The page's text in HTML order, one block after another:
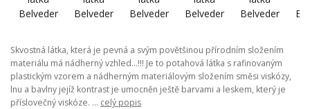
Skvostná látka, která je pevná a svým povětšinou přírodním složením
materiálu má nádherný vzhled...!!! Je to potahová látka s rafinovaným
plastickým vzorem a nádherným materiálovým složením směsi viskózy,
lnu a bavlny jejíž kontrast je umocněn ještě barvami a leskem, který je
příslovečný viskóze. ... celý popis